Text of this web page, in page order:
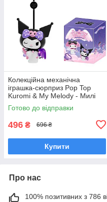
Колекційна механічна
іграшка-сюрприз Pop Top
Kuromi & My Melody - Милі
крильця 24MDL-003
Готово до відправки
496 ₴ 696 ₴
Купити
Про нас
100% позитивних з 786